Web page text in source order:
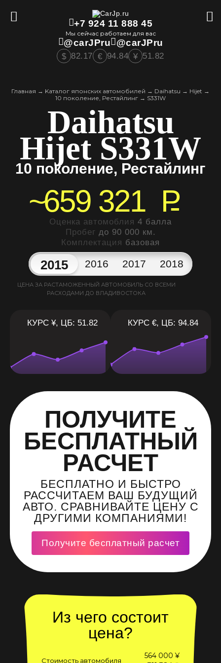
+7 924 11 888 45
Мы сейчас работаем для вас
@carJPru @carJPru
$ 82.17 € 94.84 ¥ 51.82
Главная → Kаталог японских автомобилей → Daihatsu → Hijet →
10 поколение, Рестайлинг → S331W
Daihatsu
Hijet S331W
10 поколение, Рестайлинг
~659 321 P
Оценка автомоблия 4 балла
Пробег до 90 000 км.
Комплектация базовая
2015 2016 2017 2018
ЦЕНА ЗА РАСТАМОЖЕННЫЙ АВТОМОБИЛЬ СО ВСЕМИ
РАСХОДАМИ ДО ВЛАДИВОСТОКА
КУРС ¥, ЦБ: 51.82 КУРС €, ЦБ: 94.84
ПОЛУЧИТЕ
БЕСПЛАТНЫЙ
РАСЧЕТ
БЕСПЛАТНО И БЫСТРО
РАССЧИТАЕМ ВАШ БУДУЩИЙ
АВТО. СРАВНИВАЙТЕ ЦЕНУ С
ДРУГИМИ КОМПАНИЯМИ!
Получите бесплатный расчет
Из чего состоит
цена?
Стоимость автомобиля
564 000 ¥